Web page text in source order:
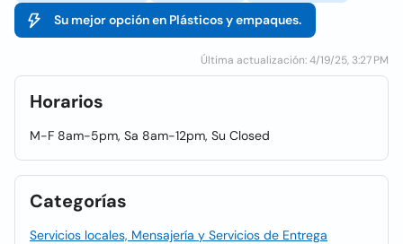
Su mejor opción en Plásticos y empaques.
Última actualización: 4/19/25, 3:27 PM
Horarios
M-F 8am-5pm, Sa 8am-12pm, Su Closed
Categorías
Servicios locales, Mensajería y Servicios de Entrega